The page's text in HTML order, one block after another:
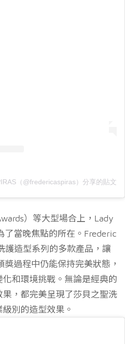
（@fredericaspiras）分享的貼文
）等大型場合上，Lady
了當晚焦點的所在。Frederic
護造型系列的多款產品，讓
獎過程中仍能保持完美狀態，
和環境挑戰。無論是經典的
，都完美呈現了莎貝之聖洗
別的造型效果。